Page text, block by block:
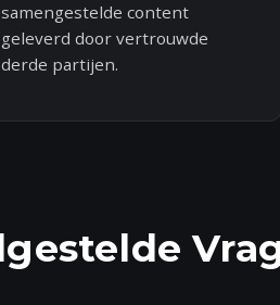
samengestelde content
geleverd door vertrouwde
derde partijen.